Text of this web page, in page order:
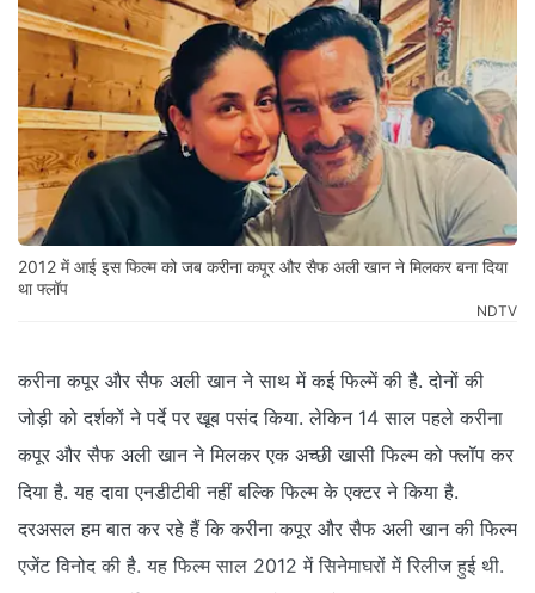
2012 में आई इस फिल्म को जब करीना कपूर और सैफ अली खान ने मिलकर बना दिया
था फ्लॉप
NDTV
करीना कपूर और सैफ अली खान ने साथ में कई फिल्में की है. दोनों की
जोड़ी को दर्शकों ने पर्दे पर खूब पसंद किया. लेकिन 14 साल पहले करीना
कपूर और सैफ अली खान ने मिलकर एक अच्छी खासी फिल्म को फ्लॉप कर
दिया है. यह दावा एनडीटीवी नहीं बल्कि फिल्म के एक्टर ने किया है.
दरअसल हम बात कर रहे हैं कि करीना कपूर और सैफ अली खान की फिल्म
एजेंट विनोद की है. यह फिल्म साल 2012 में सिनेमाघरों में रिलीज हुई थी.